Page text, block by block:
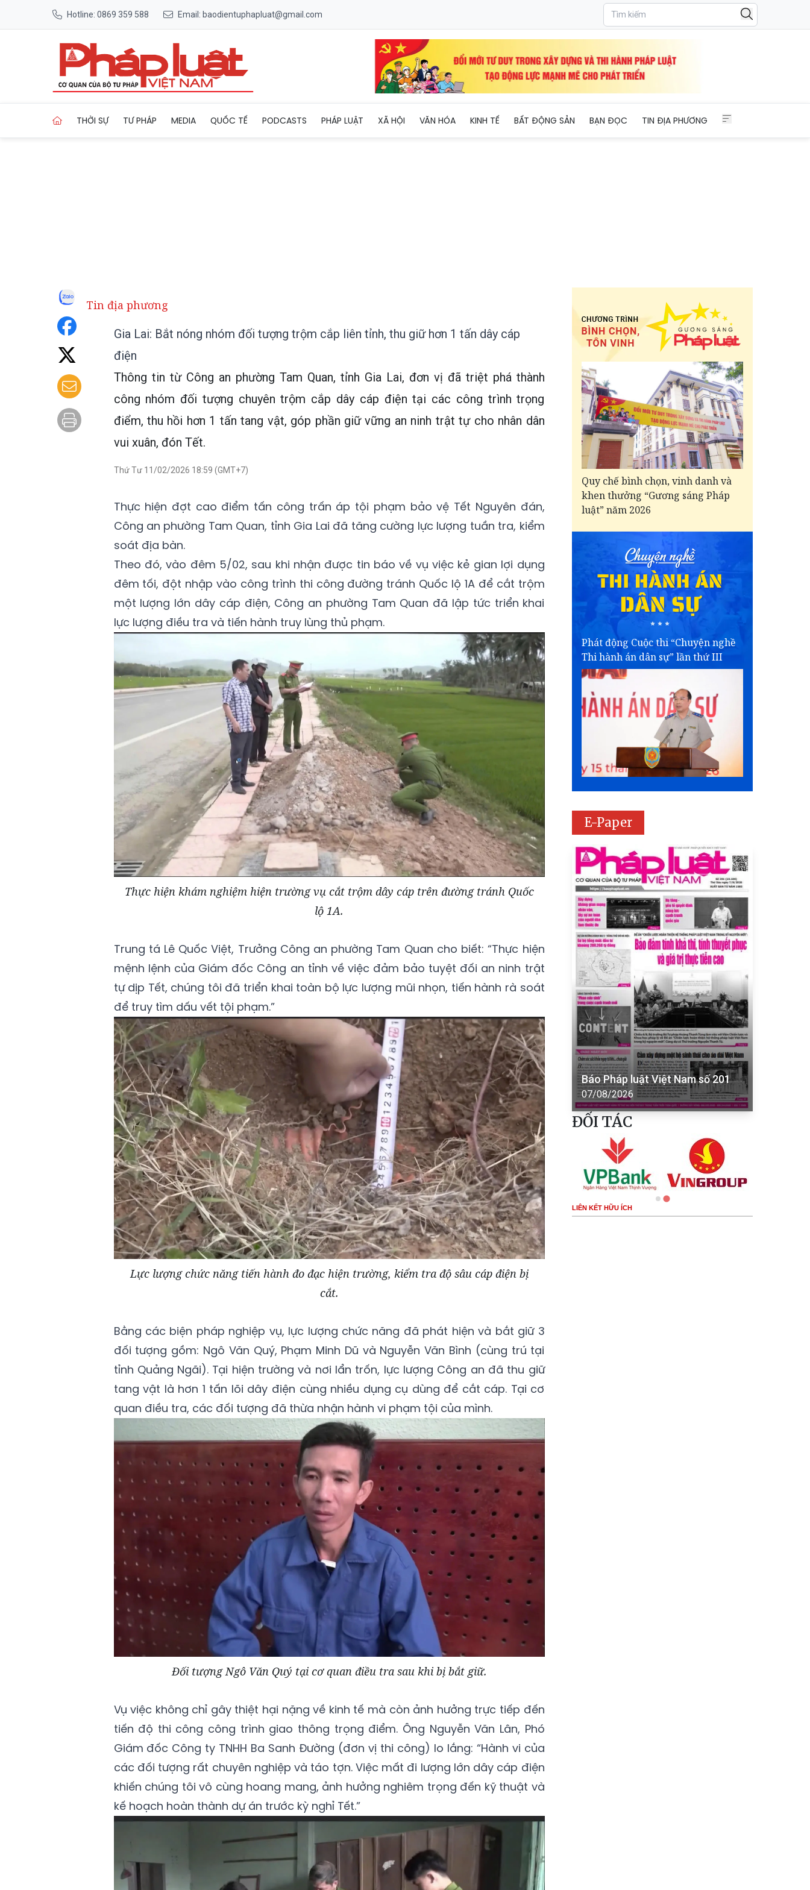
Hotline: 0869 359 588 Email: baodientuphapluat@gmail.com
THỜI SỰ TƯ PHÁP MEDIA QUỐC TẾ PODCASTS PHÁP LUẬT XÃ HỘI VĂN HÓA KINH TẾ BẤT ĐỘNG SẢN BẠN ĐỌC TIN ĐỊA PHƯƠNG
Tin địa phương
Gia Lai: Bắt nóng nhóm đối tượng trộm cắp liên tỉnh, thu giữ hơn 1 tấn dây cáp
điện
Thông tin từ Công an phường Tam Quan, tỉnh Gia Lai, đơn vị đã triệt phá thành
công nhóm đối tượng chuyên trộm cắp dây cáp điện tại các công trình trọng
điểm, thu hồi hơn 1 tấn tang vật, góp phần giữ vững an ninh trật tự cho nhân dân
vui xuân, đón Tết.
Thứ Tư 11/02/2026 18:59 (GMT+7)
Thực hiện đợt cao điểm tấn công trấn áp tội phạm bảo vệ Tết Nguyên đán,
Công an phường Tam Quan, tỉnh Gia Lai đã tăng cường lực lượng tuần tra, kiểm
soát địa bàn.
Theo đó, vào đêm 5/02, sau khi nhận được tin báo về vụ việc kẻ gian lợi dụng
đêm tối, đột nhập vào công trình thi công đường tránh Quốc lộ 1A để cắt trộm
một lượng lớn dây cáp điện, Công an phường Tam Quan đã lập tức triển khai
lực lượng điều tra và tiến hành truy lùng thủ phạm.
Thực hiện khám nghiệm hiện trường vụ cắt trộm dây cáp trên đường tránh Quốc
lộ 1A.
Trung tá Lê Quốc Việt, Trưởng Công an phường Tam Quan cho biết: “Thực hiện
mệnh lệnh của Giám đốc Công an tỉnh về việc đảm bảo tuyệt đối an ninh trật
tự dịp Tết, chúng tôi đã triển khai toàn bộ lực lượng mũi nhọn, tiến hành rà soát
để truy tìm dấu vết tội phạm.”
Lực lượng chức năng tiến hành đo đạc hiện trường, kiểm tra độ sâu cáp điện bị
cắt.
Bằng các biện pháp nghiệp vụ, lực lượng chức năng đã phát hiện và bắt giữ 3
đối tượng gồm: Ngô Văn Quý, Phạm Minh Dũ và Nguyễn Văn Bình (cùng trú tại
tỉnh Quảng Ngãi). Tại hiện trường và nơi lẩn trốn, lực lượng Công an đã thu giữ
tang vật là hơn 1 tấn lõi dây điện cùng nhiều dụng cụ dùng để cắt cáp. Tại cơ
quan điều tra, các đối tượng đã thừa nhận hành vi phạm tội của mình.
Đối tượng Ngô Văn Quý tại cơ quan điều tra sau khi bị bắt giữ.
Vụ việc không chỉ gây thiệt hại nặng về kinh tế mà còn ảnh hưởng trực tiếp đến
tiến độ thi công công trình giao thông trọng điểm. Ông Nguyễn Văn Lân, Phó
Giám đốc Công ty TNHH Ba Sanh Đường (đơn vị thi công) lo lắng: “Hành vi của
các đối tượng rất chuyên nghiệp và táo tợn. Việc mất đi lượng lớn dây cáp điện
khiến chúng tôi vô cùng hoang mang, ảnh hưởng nghiêm trọng đến kỹ thuật và
kế hoạch hoàn thành dự án trước kỳ nghỉ Tết.”
Quy chế bình chọn, vinh danh và
khen thưởng “Gương sáng Pháp
luật” năm 2026
Phát động Cuộc thi “Chuyện nghề
Thi hành án dân sự” lần thứ III
E-Paper
Báo Pháp luật Việt Nam số 201
07/08/2026
ĐỐI TÁC
LIÊN KẾT HỮU ÍCH